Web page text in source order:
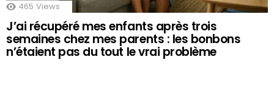
465 Views
J’ai récupéré mes enfants après trois
semaines chez mes parents : les bonbons
n’étaient pas du tout le vrai problème